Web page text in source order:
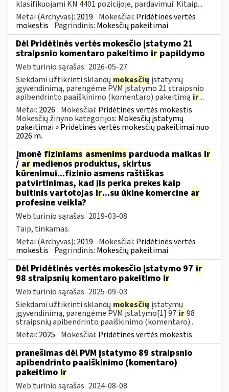
klasifikuojami KN 4401 pozicijoje, pardavimui. Kitaip...
Metai (Archyvas): 2019 Mokesčiai: Pridėtinės vertės
mokestis Pagrindinis: Mokesčių pakeitimai
Dėl Pridėtinės vertės mokesčio įstatymo 21
straipsnio komentaro pakeitimo ir papildymo
Web turinio sąrašas 2026-05-27
Siekdami užtikrinti sklandų mokesčių įstatymų
įgyvendinimą, parengėme PVM įstatymo 21 straipsnio
apibendrinto paaiškinimo (komentaro) pakeitimą ir...
Metai: 2026 Mokesčiai: Pridėtinės vertės mokestis
Mokesčių žinyno kategorijos: Mokesčių įstatymų
pakeitimai » Pridėtinės vertės mokesčių pakeitimai nuo
2026 m.
Įmonė fiziniams asmenims parduoda malkas ir
/ ar medienos produktus, skirtus
kūrenimui...fizinio asmens raštiškas
patvirtinimas, kad jis perka prekes kaip
buitinis vartotojas ir...su ūkine komercine ar
profesine veikla?
Web turinio sąrašas 2019-03-08
Taip, tinkamas.
Metai (Archyvas): 2019 Mokesčiai: Pridėtinės vertės
mokestis Pagrindinis: Mokesčių pakeitimai
Dėl Pridėtinės vertės mokesčio įstatymo 97 ir
98 straipsnių komentaro pakeitimo ir
Web turinio sąrašas 2025-09-03
Siekdami užtikrinti sklandų mokesčių įstatymų
įgyvendinimą, parengėme PVM įstatymo[1] 97 ir98
straipsnių apibendrinto paaiškinimo (komentaro)...
Metai: 2025 Mokesčiai: Pridėtinės vertės mokestis
pranešimas dėl PVM įstatymo 89 straipsnio
apibendrinto paaiškinimo (komentaro)
pakeitimo ir
Web turinio sąrašas 2024-08-08